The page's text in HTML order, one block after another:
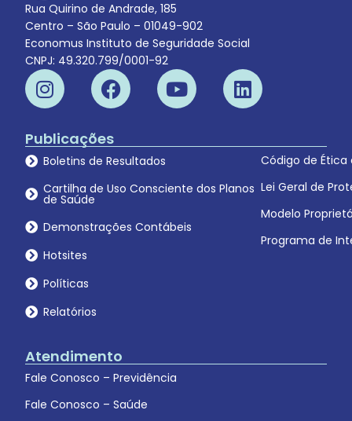
Rua Quirino de Andrade, 185
Centro – São Paulo – 01049-902
Economus Instituto de Seguridade Social
CNPJ: 49.320.799/0001-92
Publicações
Boletins de Resultados
Cartilha de Uso Consciente dos Planos
de Saúde
Demonstrações Contábeis
Hotsites
Políticas
Relatórios
Código de
Lei Geral de
Modelo
Programa de
Atendimento
Fale Conosco – Previdência
Fale Conosco – Saúde